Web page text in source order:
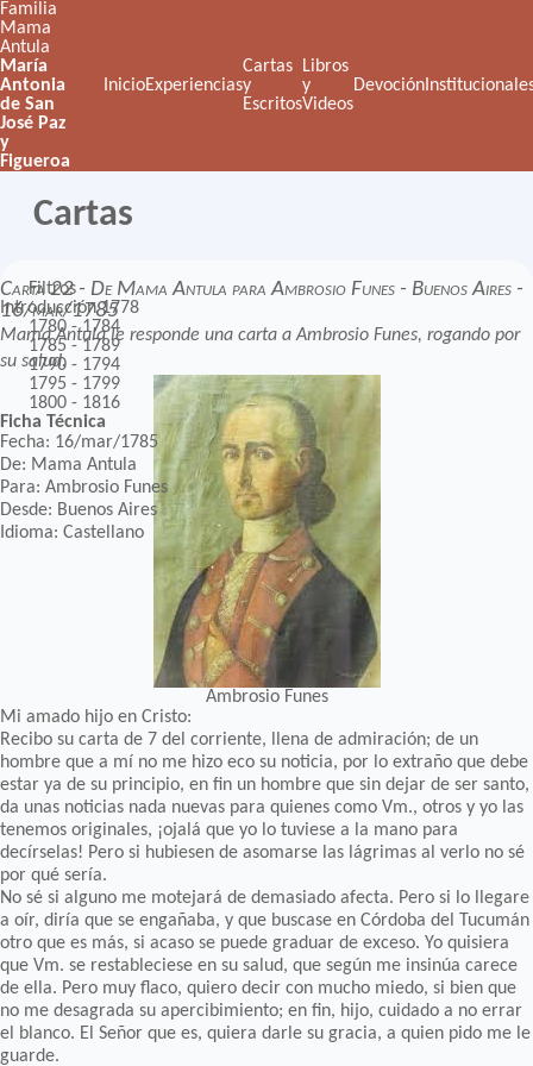
Familia
Mama
Antula
María
Antonia
de San
José Paz
y
Figueroa
InicioExperiencias
Cartas
y
Escritos
Libros
y
Videos
Devoción
Cartas
Filtros
Introducción 1778
1780 - 1784
1785 - 1789
1790 - 1794
1795 - 1799
1800 - 1816
Ficha Técnica
Fecha: 16/mar/1785
De: Mama Antula
Para: Ambrosio Funes
Desde: Buenos Aires
Idioma: Castellano
Carta 22 - De Mama Antula para Ambrosio Funes - Buenos Aires -
16/mar/1785
Mama Antula le responde una carta a Ambrosio Funes, rogando por
su salud.
Ambrosio Funes
Mi amado hijo en Cristo:
Recibo su carta de 7 del corriente, llena de admiración; de un
hombre que a mí no me hizo eco su noticia, por lo extraño que debe
estar ya de su principio, en fin un hombre que sin dejar de ser santo,
da unas noticias nada nuevas para quienes como Vm., otros y yo las
tenemos originales, ¡ojalá que yo lo tuviese a la mano para
decírselas! Pero si hubiesen de asomarse las lágrimas al verlo no sé
por qué sería.
No sé si alguno me motejará de demasiado afecta. Pero si lo llegare
a oír, diría que se engañaba, y que buscase en Córdoba del Tucumán
otro que es más, si acaso se puede graduar de exceso. Yo quisiera
que Vm. se restableciese en su salud, que según me insinúa carece
de ella. Pero muy flaco, quiero decir con mucho miedo, si bien que
no me desagrada su apercibimiento; en fin, hijo, cuidado a no errar
el blanco. El Señor que es, quiera darle su gracia, a quien pido me le
guarde.